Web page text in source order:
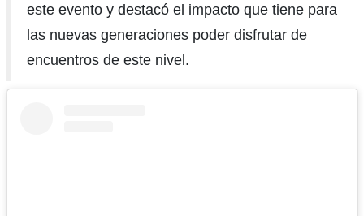
este evento y destacó el impacto que tiene para
las nuevas generaciones poder disfrutar de
encuentros de este nivel.